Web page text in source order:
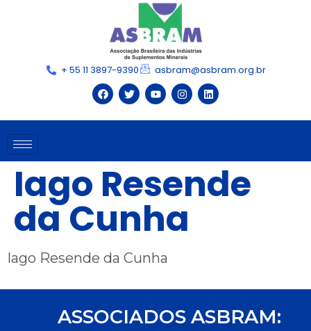
+ 55 11 3897-9390 asbram@asbram.org.br
Iago Resende
da Cunha
Iago Resende da Cunha
ASSOCIADOS ASBRAM: